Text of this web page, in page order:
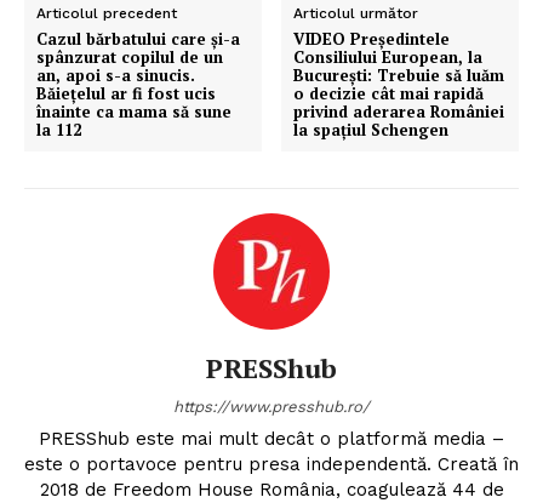
Articolul precedent
Cazul bărbatului care și-a
spânzurat copilul de un
an, apoi s-a sinucis.
Băiețelul ar fi fost ucis
înainte ca mama să sune
la 112
Articolul următor
VIDEO Preşedintele
Consiliului European, la
București: Trebuie să luăm
o decizie cât mai rapidă
privind aderarea României
la spaţiul Schengen
PRESShub
https://www.presshub.ro/
PRESShub este mai mult decât o platformă media –
este o portavoce pentru presa independentă. Creată în
2018 de Freedom House România, coagulează 44 de